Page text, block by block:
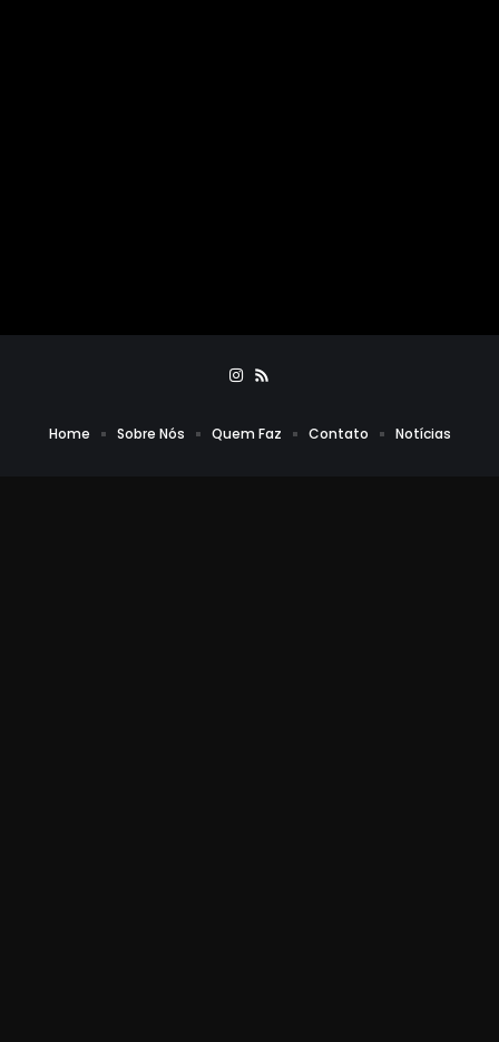
Home Sobre Nós Quem Faz Contato Notícias